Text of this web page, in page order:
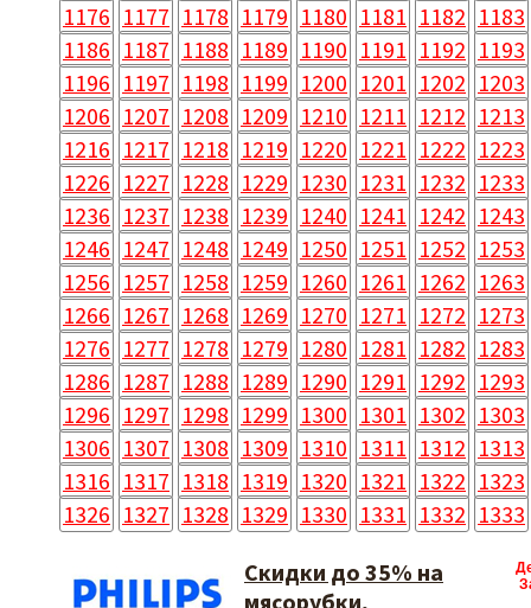
1176 1177 1178 1179 1180 1181 1182 1183
1186 1187 1188 1189 1190 1191 1192 1193
1196 1197 1198 1199 1200 1201 1202 1203
1206 1207 1208 1209 1210 1211 1212 1213
1216 1217 1218 1219 1220 1221 1222 1223
1226 1227 1228 1229 1230 1231 1232 1233
1236 1237 1238 1239 1240 1241 1242 1243
1246 1247 1248 1249 1250 1251 1252 1253
1256 1257 1258 1259 1260 1261 1262 1263
1266 1267 1268 1269 1270 1271 1272 1273
1276 1277 1278 1279 1280 1281 1282 1283
1286 1287 1288 1289 1290 1291 1292 1293
1296 1297 1298 1299 1300 1301 1302 1303
1306 1307 1308 1309 1310 1311 1312 1313
1316 1317 1318 1319 1320 1321 1322 1323
1326 1327 1328 1329 1330 1331 1332 1333
Скидки до 35% на
мясорубки,